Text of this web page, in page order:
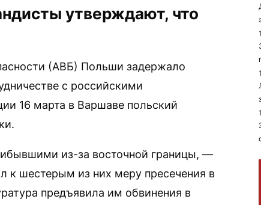
утверждают, что
(АВБ) Польши задержало
с российскими
16 марта в Варшаве польский
из-за восточной границы, —
шестерым из них меру пресечения в
предъявила им обвинения в